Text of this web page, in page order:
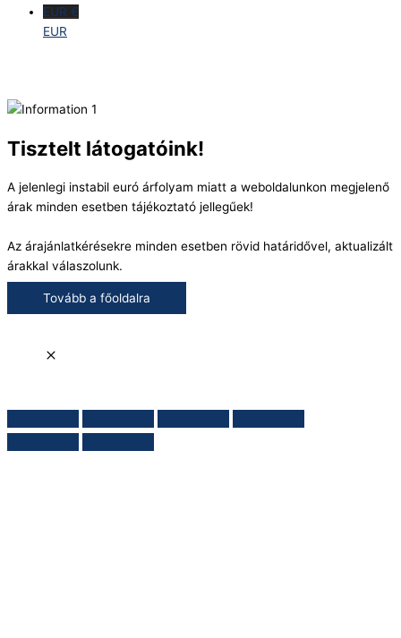
EUR €
EUR
Tisztelt látogatóink!
A jelenlegi instabil euró árfolyam miatt a weboldalunkon megjelenő
árak minden esetben tájékoztató jellegűek!
Az árajánlatkérésekre minden esetben rövid határidővel, aktualizált
árakkal válaszolunk.
Tovább a főoldalra